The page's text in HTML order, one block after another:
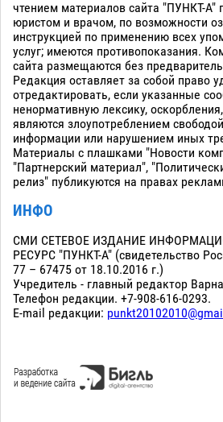
чтением материалов сайта "ПУНКТ-А"
юристом и врачом, по возможности
инструкцией по применению всех
услуг; имеются противопоказания.
сайта размещаются без
Редакция оставляет за собой право
отредактировать, если указанные
ненормативную лексику,
являются злоупотреблением
информации или нарушением иных
Материалы с плашками "Новости
"Партнерский материал",
релиз" публикуются на правах
ИНФО
СМИ СЕТЕВОЕ ИЗДАНИЕ
РЕСУРС "ПУНКТ-А" (свидетельство
77 – 67475 от 18.10.2016 г.)
Учредитель - главный редактор
Телефон редакции. +7-908-616-0293.
E-mail редакции: